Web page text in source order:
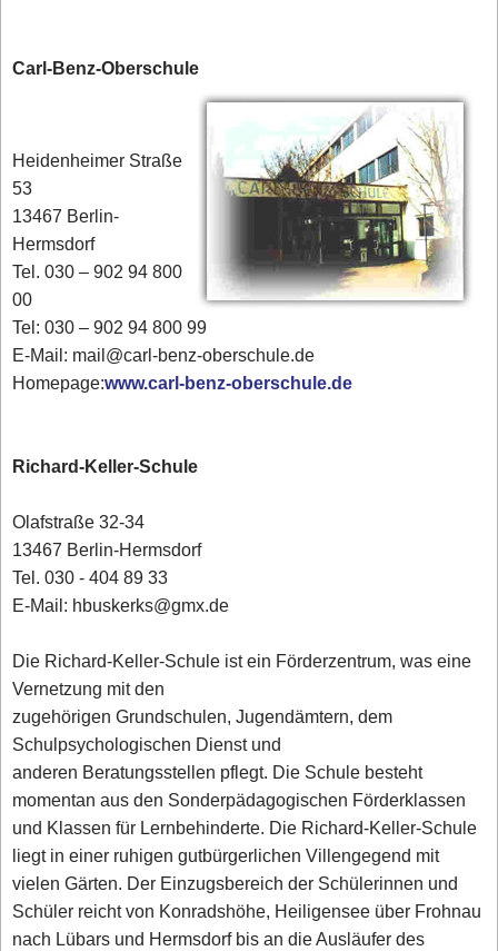
Carl-Benz-Oberschule
Heidenheimer Straße
53
13467 Berlin-
Hermsdorf
Tel. 030 – 902 94 800
00
Tel: 030 – 902 94 800 99
E-Mail: mail@carl-benz-oberschule.de
Homepage:www.carl-benz-oberschule.de
Richard-Keller-Schule
Olafstraße 32-34
13467 Berlin-Hermsdorf
Tel. 030 - 404 89 33
E-Mail: hbuskerks@gmx.de
Die Richard-Keller-Schule ist ein Förderzentrum, was eine
Vernetzung mit den
zugehörigen Grundschulen, Jugendämtern, dem
Schulpsychologischen Dienst und
anderen Beratungsstellen pflegt. Die Schule besteht
momentan aus den Sonderpädagogischen Förderklassen
und Klassen für Lernbehinderte. Die Richard-Keller-Schule
liegt in einer ruhigen gutbürgerlichen Villengegend mit
vielen Gärten. Der Einzugsbereich der Schülerinnen und
Schüler reicht von Konradshöhe, Heiligensee über Frohnau
nach Lübars und Hermsdorf bis an die Ausläufer des